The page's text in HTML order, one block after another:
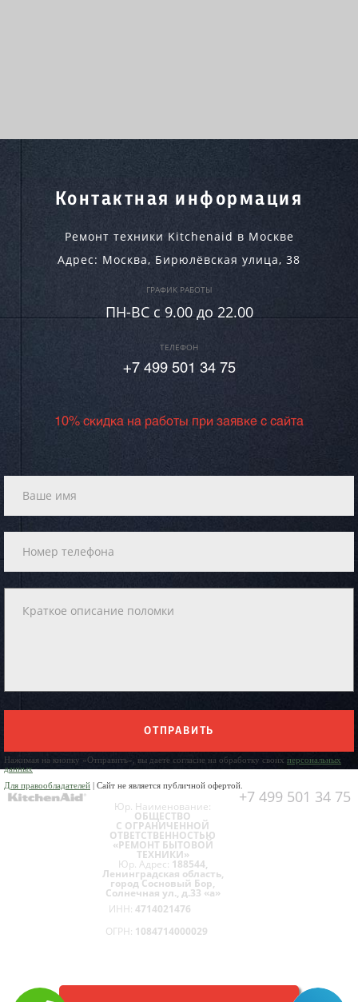
Контактная информация
Ремонт техники Kitchenaid в Москве
Адрес: Москва, Бирюлёвская улица, 38
ГРАФИК РАБОТЫ
ПН-ВC c 9.00 до 22.00
ТЕЛЕФОН
+7 499 501 34 75
10% скидка на работы при заявке с сайта
ОТПРАВИТЬ
Нажимая на кнопку «Отправить», вы даете согласие на обработку своих персональных
данных
Для правообладателей | Сайт не является публичной офертой.
+7 499 501 34 75
Юр. Наименование:
ОБЩЕСТВО
С ОГРАНИЧЕННОЙ
ОТВЕТСТВЕННОСТЬЮ
«РЕМОНТ БЫТОВОЙ
ТЕХНИКИ»
Юр. Адрес: 188544,
Ленинградская область,
город Сосновый Бор,
Солнечная ул., д.33 «а»
ИНН: 4714021476
ОГРН: 1084714000029